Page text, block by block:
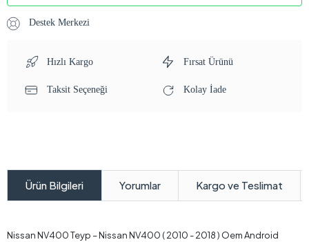
Destek Merkezi
Hızlı Kargo Fırsat Ürünü
Taksit Seçeneği Kolay İade
Ürün Bilgileri Yorumlar Kargo ve Teslimat
Nissan NV400 Teyp – Nissan NV400 ( 2010 - 2018 ) Oem Android